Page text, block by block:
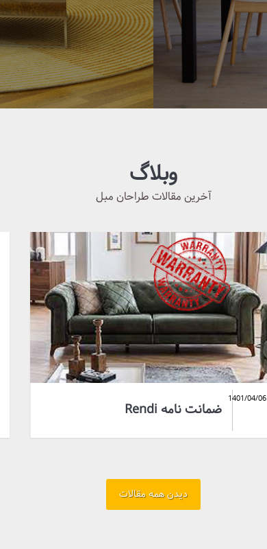
وبلاگ
آخرین مقالات طراحان مبل
1401/04/06
ضمانت نامه Rendi
دیدن همه مقالات